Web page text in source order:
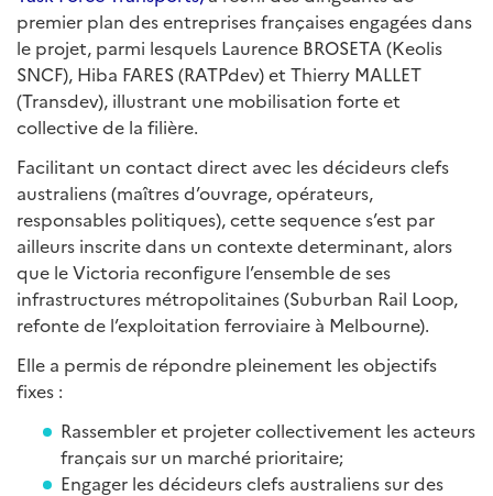
premier plan des entreprises françaises engagées dans
le projet, parmi lesquels Laurence BROSETA (Keolis
SNCF), Hiba FARES (RATPdev) et Thierry MALLET
(Transdev), illustrant une mobilisation forte et
collective de la filière.
Facilitant un contact direct avec les décideurs clefs
australiens (maîtres d’ouvrage, opérateurs,
responsables politiques), cette sequence s’est par
ailleurs inscrite dans un contexte determinant, alors
que le Victoria reconfigure l’ensemble de ses
infrastructures métropolitaines (Suburban Rail Loop,
refonte de l’exploitation ferroviaire à Melbourne).
Elle a permis de répondre pleinement les objectifs
fixes :
Rassembler et projeter collectivement les acteurs
français sur un marché prioritaire;
Engager les décideurs clefs australiens sur des